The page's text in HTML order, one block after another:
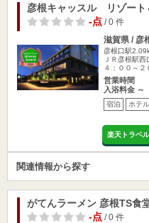
彦根キャッスル リゾート
-点/ 0 件
滋賀県 / 彦
彦根口駅
ＪＲ彦根駅
４：００～２
営業時間
入浴料金 ～
宿泊 ホテル
楽天トラベ
関連情報から探す
がてんラーメン 彦根TS食
-点/ 0 件